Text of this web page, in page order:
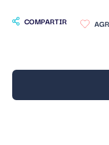
COMPARTIR